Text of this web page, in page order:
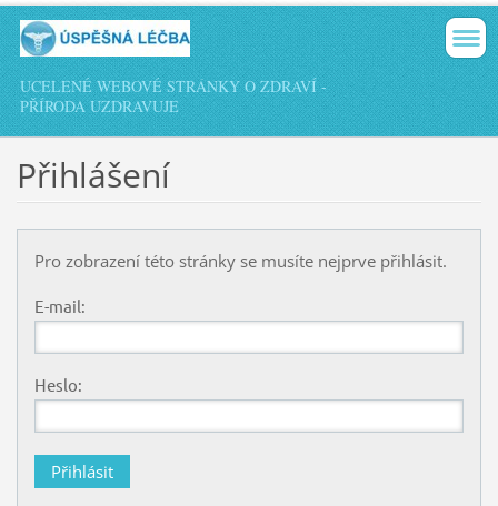
UCELENÉ WEBOVÉ STRÁNKY O ZDRAVÍ -
PŘÍRODA UZDRAVUJE
Přihlášení
Pro zobrazení této stránky se musíte nejprve přihlásit.
E-mail:
Heslo: